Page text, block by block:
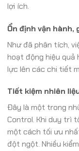
lợi ích.
Ổn định vận
Như đã phân tích,
hoạt động hiệu quả
lực lên các chi tiết
Tiết kiệm nhiên
Đây là một trong
Control. Khi duy trì
một cách tối ưu
đột ngột. Nhiều